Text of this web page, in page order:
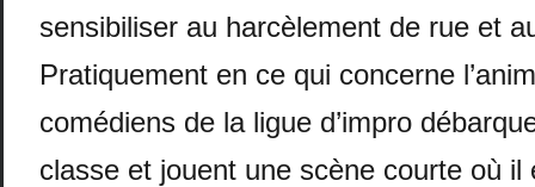
sensibiliser au harcèlement de rue et
Pratiquement en ce qui concerne
comédiens de la ligue d’impro
classe et jouent une scène courte où il